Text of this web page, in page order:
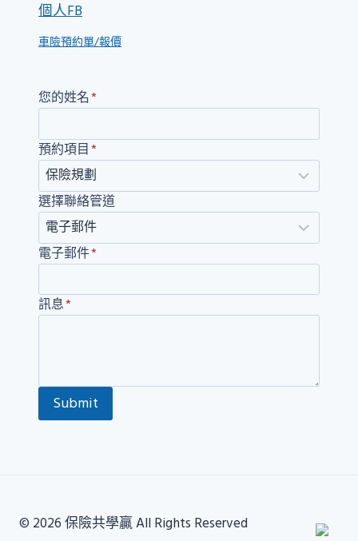
個人FB
車險預約單/報價
您的姓名*
預約項目 *
選擇聯絡管道
電子郵件*
訊息*
Submit
© 2026 保險共學贏 All Rights Reserved